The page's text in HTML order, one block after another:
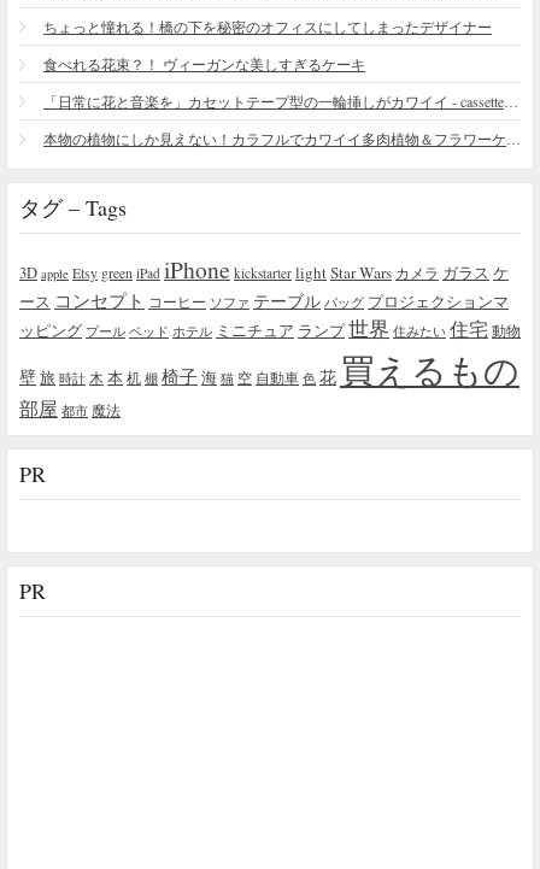
ちょっと憧れる！橋の下を秘密のオフィスにしてしまったデザイナー
食べれる花束？！ ヴィーガンな美しすぎるケーキ
タグ – Tags
3D apple Etsy green iPad iPhone kickstarter lightStar Wars カメラ ガラス ケ
ース コンセプト コーヒー ソファ テーブル バッグ プロジェクションマ
ッピング プール ベッド ホテル ミニチュア ランプ世界 住みたい 住宅 動物
壁旅 時計 木 本机 棚 椅子海 猫 空 自動車 色 花 買えるもの
部屋 都市 魔法
PR
PR